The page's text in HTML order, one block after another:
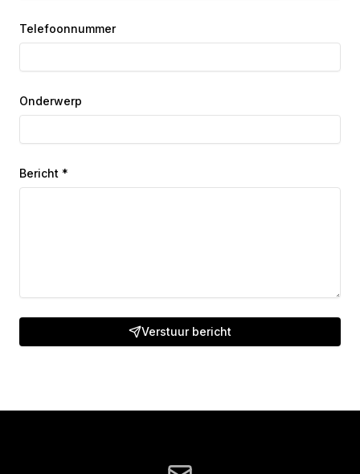
Telefoonnummer
Onderwerp
Bericht *
Verstuur bericht